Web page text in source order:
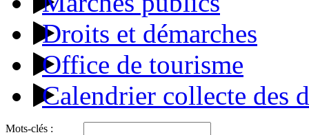
Droits et démarches
Office de tourisme
Calendrier collecte des
Mots-clés :